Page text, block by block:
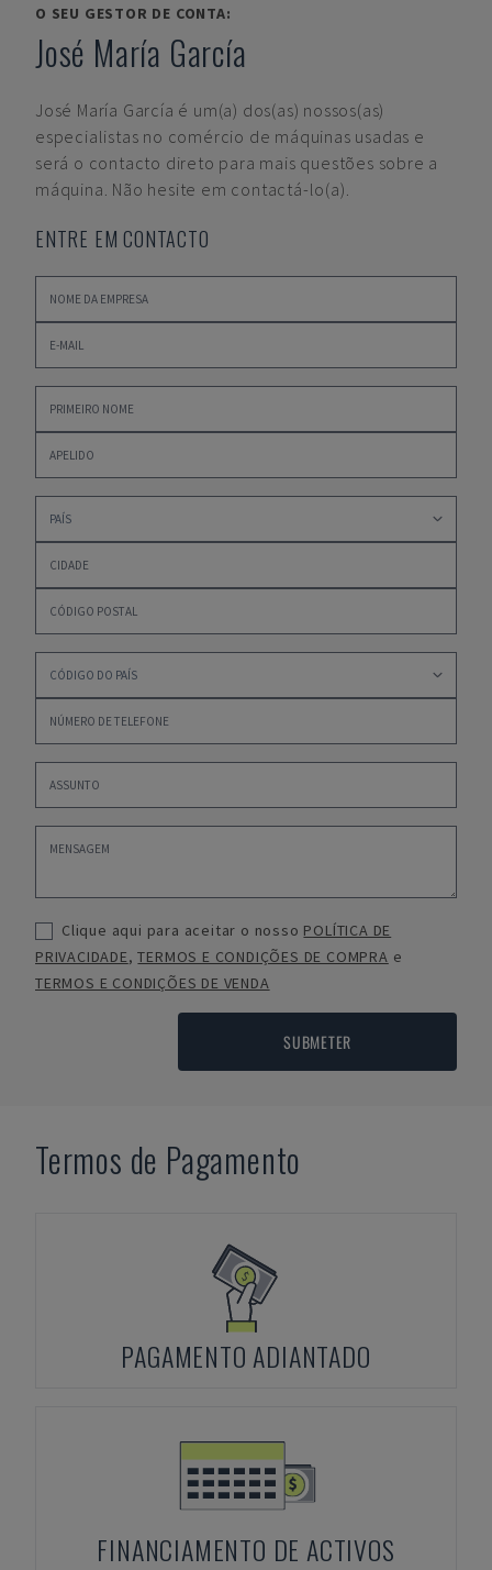
O SEU GESTOR DE CONTA:
José María García
José María García é um(a) dos(as) nossos(as)
especialistas no comércio de máquinas usadas e
será o contacto direto para mais questões sobre a
máquina. Não hesite em contactá-lo(a).
ENTRE EM CONTACTO
Clique aqui para aceitar o nosso POLÍTICA DE
PRIVACIDADE,TERMOS E CONDIÇÕES DE COMPRA e
TERMOS E CONDIÇÕES DE VENDA
SUBMETER
Termos de Pagamento
PAGAMENTO ADIANTADO
FINANCIAMENTO DE ACTIVOS